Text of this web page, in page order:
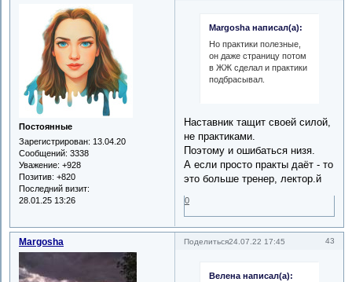
Постоянные
Зарегистрирован: 13.04.20
Сообщений: 3338
Уважение: +928
Позитив: +820
Последний визит:
28.01.25 13:26
Margosha написал(а):
Но практики полезные,
он даже страницу потом
в ЖЖ сделал и практики
подбрасывал.
Наставник тащит своей силой,
не практиками.
Поэтому и ошибаться низя.
А если просто практы даёт - то
это больше тренер, лектор.й
0
Поделиться 43
24.07.22 17:45
Margosha
Велена написал(а):